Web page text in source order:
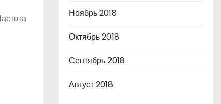
Ноябрь 2018
Октябрь 2018
Сентябрь 2018
Август 2018